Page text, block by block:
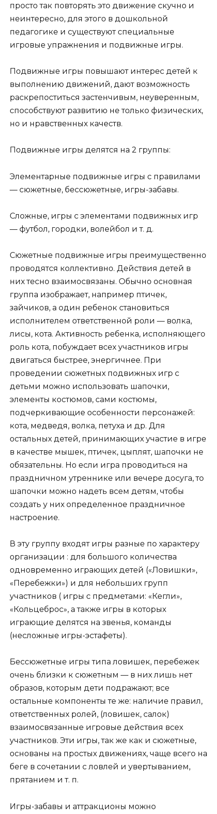
просто так повторять это движение скучно и
неинтересно, для этого в дошкольной
педагогике и существуют специальные
игровые упражнения и подвижные игры.
Подвижные игры повышают интерес детей к
выполнению движений, дают возможность
раскрепоститься застенчивым, неуверенным,
способствуют развитию не только физических,
но и нравственных качеств.
Подвижные игры делятся на 2 группы:
Элементарные подвижные игры с правилами
— сюжетные, бессюжетные, игры-забавы.
Сложные, игры с элементами подвижных игр
— футбол, городки, волейбол и т. д.
Сюжетные подвижные игры преимущественно
проводятся коллективно. Действия детей в
них тесно взаимосвязаны. Обычно основная
группа изображает, например птичек,
зайчиков, а один ребенок становиться
исполнителем ответственной роли — волка,
лисы, кота. Активность ребенка, исполняющего
роль кота, побуждает всех участников игры
двигаться быстрее, энергичнее. При
проведении сюжетных подвижных игр с
детьми можно использовать шапочки,
элементы костюмов, сами костюмы,
подчеркивающие особенности персонажей:
кота, медведя, волка, петуха и др. Для
остальных детей, принимающих участие в игре
в качестве мышек, птичек, цыплят, шапочки не
обязательны. Но если игра проводиться на
праздничном утреннике или вечере досуга, то
шапочки можно надеть всем детям, чтобы
создать у них определенное праздничное
настроение.
В эту группу входят игры разные по характеру
организации : для большого количества
одновременно играющих детей («Ловишки»,
«Перебежки») и для небольших групп
участников ( игры с предметами: «Кегли»,
«Кольцеброс», а также игры в которых
играющие делятся на звенья, команды
(несложные игры-эстафеты).
Бессюжетные игры типа ловишек, перебежек
очень близки к сюжетным — в них лишь нет
образов, которым дети подражают; все
остальные компоненты те же: наличие правил,
ответственных ролей, (ловишек, салок)
взаимосвязанные игровые действия всех
участников. Эти игры, так же как и сюжетные,
основаны на простых движениях, чаще всего на
беге в сочетании с ловлей и увертыванием,
прятанием и т. п.
Игры-забавы и аттракционы можно